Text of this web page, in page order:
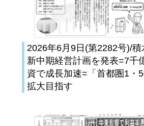
2026年6月9日(第2282号)/積
新中期経営計画を発表=7千
資で成長加速=「首都圏1・
拡大目指す